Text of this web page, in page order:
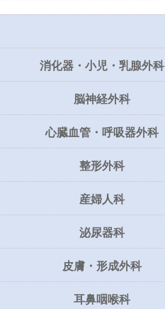
消化器・小児・乳腺外科
脳神経外科
心臓血管・呼吸器外科
整形外科
産婦人科
泌尿器科
皮膚・形成外科
耳鼻咽喉科